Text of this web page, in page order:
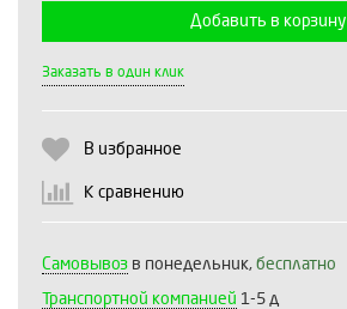
Добавить в корзину
Заказать в один клик
В избранное
К сравнению
Самовывоз в понедельник, бесплатно
Транспортной компанией 1-5 д